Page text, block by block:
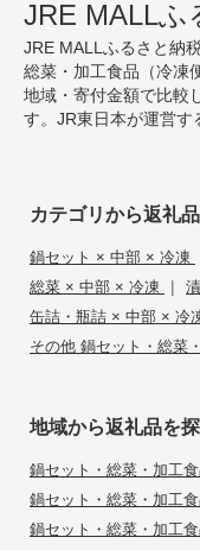
JRE MALLふ
JRE MALLふるさと納
総菜・加工食品（冷凍
地域・寄付金額で比較
す。JR東日本が運営す
カテゴリから返礼
鍋セット × 中部 × 冷凍
総菜 × 中部 × 冷凍 |
缶詰・瓶詰 × 中部 × 冷
その他 鍋セット・総菜
地域から返礼品を
鍋セット・総菜・加工
鍋セット・総菜・加工
鍋セット・総菜・加工